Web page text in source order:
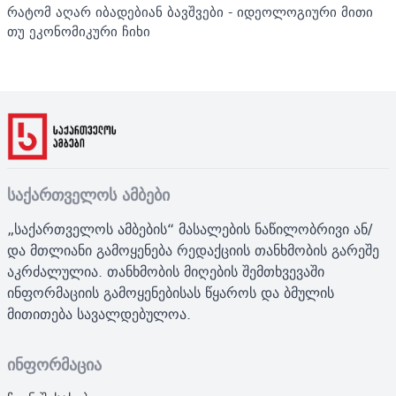
რატომ აღარ იბადებიან ბავშვები - იდეოლოგიური მითი
თუ ეკონომიკური ჩიხი
საქართველოს ამბები
„საქართველოს ამბების“ მასალების ნაწილობრივი ან/
და მთლიანი გამოყენება რედაქციის თანხმობის გარეშე
აკრძალულია. თანხმობის მიღების შემთხვევაში
ინფორმაციის გამოყენებისას წყაროს და ბმულის
მითითება სავალდებულოა.
ინფორმაცია